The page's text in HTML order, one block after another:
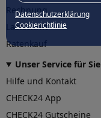
Datenschutzerklärung
Cookierichtlinie
Rechnung
Lastschrift
Ratenkauf
Unser Service für Sie
Hilfe und Kontakt
CHECK24 App
CHECK24 Gutscheine